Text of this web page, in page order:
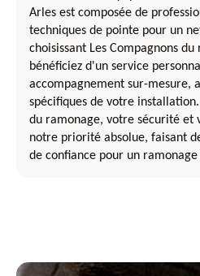
Arles est composée de
techniques de pointe pour un
choisissant Les Compagnons
bénéficiez d'un service
accompagnement sur-mesure,
spécifiques de votre installation.
du ramonage, votre sécurité et
notre priorité absolue, faisant
de confiance pour un